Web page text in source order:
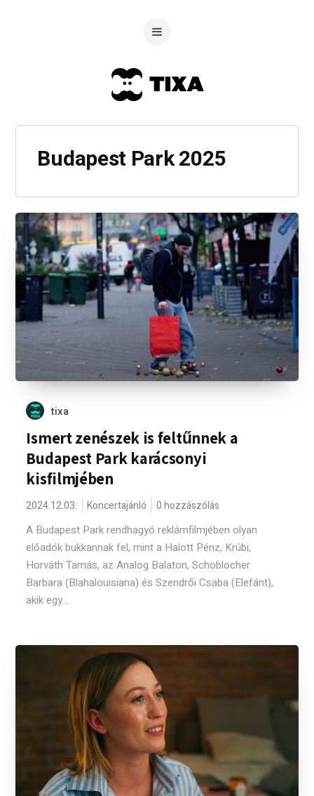
Budapest Park 2025
tixa
Ismert zenészek is feltűnnek a
Budapest Park karácsonyi
kisfilmjében
2024.12.03. Koncertajánló 0 hozzászólás
A Budapest Park rendhagyó reklámfilmjében olyan
előadók bukkannak fel, mint a Halott Pénz, Krúbi,
Horváth Tamás, az Analog Balaton, Schoblocher
Barbara (Blahalouisiana) és Szendrői Csaba (Elefánt),
akik egy...